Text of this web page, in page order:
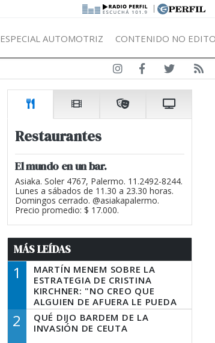
|
ESPECIAL AUTOMOTRIZ CONTENIDO NO
Restaurantes
El mundo en un bar.
Asiaka. Soler 4767, Palermo. 11.2492-8244.
Lunes a sábados de 11.30 a 23.30 horas.
Domingos cerrado. @asiakapalermo.
Precio promedio: $ 17.000.
MÁS LEÍDAS
1
MARTÍN MENEM SOBRE LA
ESTRATEGIA DE CRISTINA
KIRCHNER: "NO CREO QUE
ALGUIEN DE AFUERA LE PUEDA
DECIR A LA JUSTICIA LO QUE
TIENE QUE HACER"
2
QUÉ DIJO BARDEM DE LA
INVASIÓN DE CEUTA